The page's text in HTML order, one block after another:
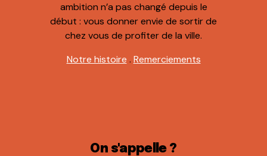
ambition n’a pas changé depuis le
début : vous donner envie de sortir de
chez vous de profiter de la ville.
Notre histoire . Remerciements
On s'appelle ?